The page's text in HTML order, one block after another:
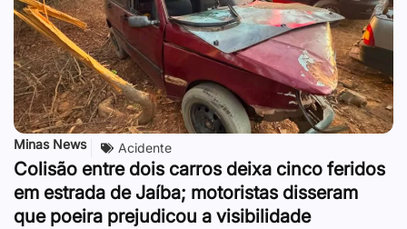
Minas News Acidente
Colisão entre dois carros deixa cinco feridos
em estrada de Jaíba; motoristas disseram
que poeira prejudicou a visibilidade